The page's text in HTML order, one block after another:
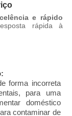
e rápido
rápida à
forma incorreta
para uma
doméstico
contaminar de